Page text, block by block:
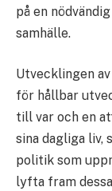
på en
samhälle.
Utvecklingen
för hållbar
till var och en
sina dagliga
politik som
lyfta fram